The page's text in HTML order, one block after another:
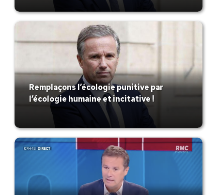
Remplaçons l’écologie punitive par
l’écologie humaine et incitative !